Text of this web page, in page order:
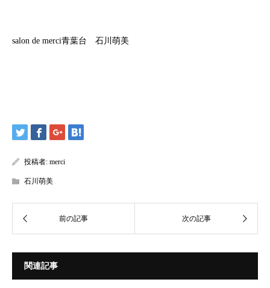
salon de merci青葉台 石川萌美
投稿者: merci
石川萌美
関連記事